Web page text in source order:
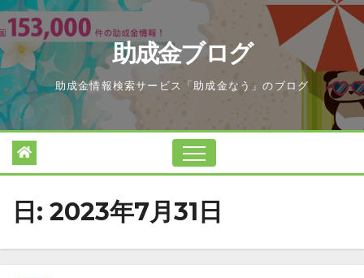
Skip
to
content
助成金ブログ
助成金情報検索サービス「助成金なう」のブログ
日: 2023年7月31日